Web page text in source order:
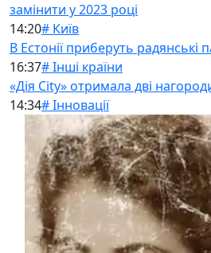
замінити у 2023 році
14:20# Київ
В Естонії приберуть радянські
16:37# Інші країни
«Дія City» отримала дві
14:34# Інновації